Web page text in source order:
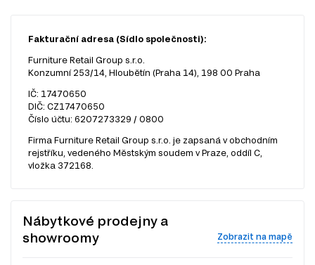
Fakturační adresa (Sídlo společnosti):
Furniture Retail Group s.r.o.
Konzumní 253/14, Hloubětín (Praha 14), 198 00 Praha
IČ: 17470650
DIČ: CZ17470650
Číslo účtu: 6207273329 / 0800
Firma Furniture Retail Group s.r.o. je zapsaná v obchodním
rejstříku, vedeného Městským soudem v Praze, oddíl C,
vložka 372168.
Nábytkové prodejny a
showroomy
Zobrazit na mapě